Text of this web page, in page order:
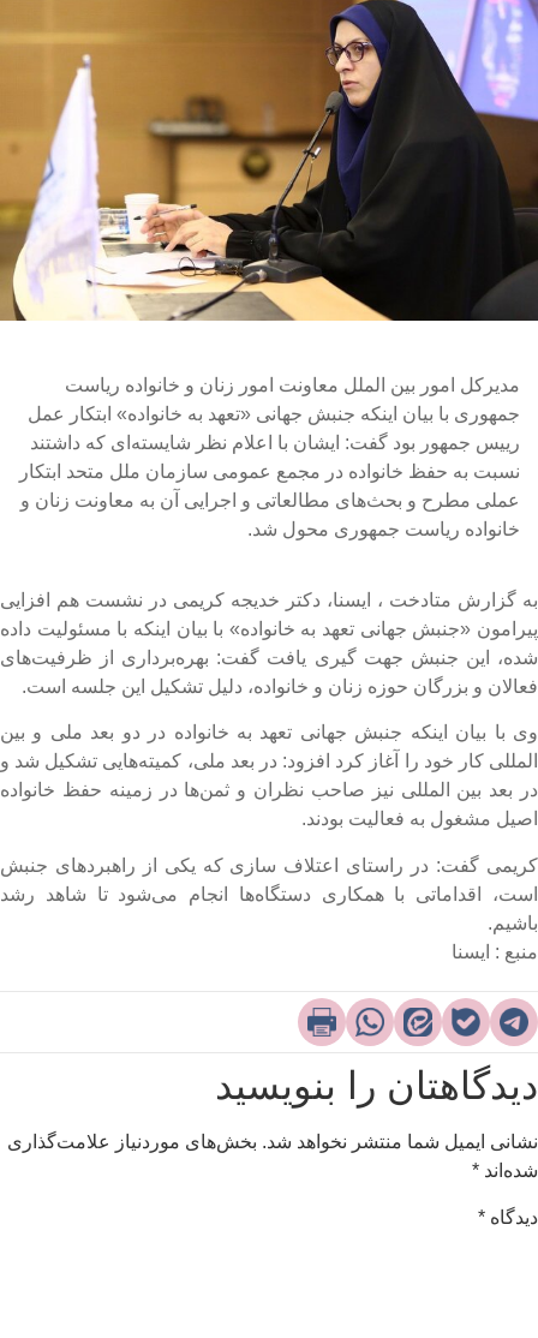
مدیرکل امور بین الملل معاونت امور زنان و خانواده ریاست
جمهوری با بیان اینکه جنبش جهانی «تعهد به خانواده» ابتکار عمل
رییس جمهور بود گفت: ایشان با اعلام نظر شایسته‌ای که داشتند
نسبت به حفظ خانواده در مجمع عمومی سازمان ملل متحد ابتکار
عملی مطرح و بحث‌های مطالعاتی و اجرایی آن به معاونت زنان و
خانواده ریاست جمهوری محول شد.
گزارش متادخت ، ایسنا، دکتر خدیجه کریمی در نشست هم افزایی
«جنبش جهانی تعهد به خانواده» با بیان اینکه با مسئولیت داده
این جنبش جهت گیری یافت گفت: بهره‌برداری از ظرفیت‌های
و بزرگان حوزه زنان و خانواده، دلیل تشکیل این جلسه است.
با بیان اینکه جنبش جهانی تعهد به خانواده در دو بعد ملی و بین
کار خود را آغاز کرد افزود: در بعد ملی، کمیته‌هایی تشکیل شد و
بعد بین المللی نیز صاحب نظران و ثمن‌ها در زمینه حفظ خانواده
مشغول به فعالیت بودند.
گفت: در راستای اعتلاف سازی که یکی از راهبردهای جنبش
اقداماتی با همکاری دستگاه‌ها انجام می‌شود تا شاهد رشد
: ایسنا
را بنویسید
ایمیل شما منتشر نخواهد شد. بخش‌های موردنیاز علامت‌گذاری
*
*